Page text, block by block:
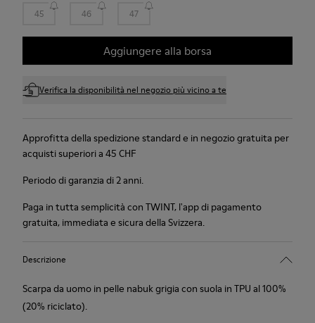
45 46 47
Aggiungere alla borsa
Verifica la disponibilità nel negozio più vicino a te
Approfitta della spedizione standard e in negozio gratuita per
acquisti superiori a 45 CHF
Periodo di garanzia di 2 anni.
Paga in tutta semplicità con TWINT, l'app di pagamento
gratuita, immediata e sicura della Svizzera.
Descrizione
Scarpa da uomo in pelle nabuk grigia con suola in TPU al 100%
(20% riciclato).